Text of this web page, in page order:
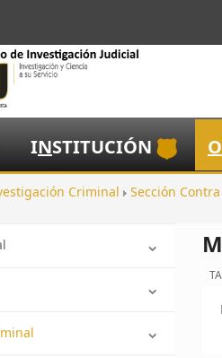
INSTITUCIÓN O
Criminal Sección